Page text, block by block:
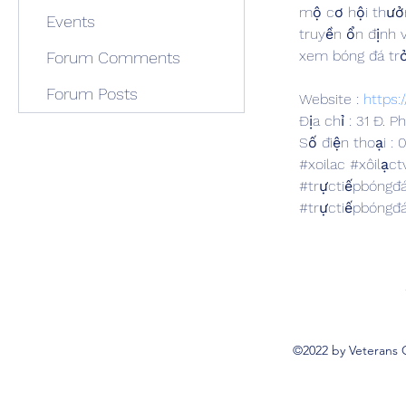
mộ cơ hội
truyền ổn định
xem bóng đá
Website :
Địa chỉ : 31 Đ.
Số điện thoại :
#xoilac
Events
Forum Comments
Forum Posts
©2022 by Veterans